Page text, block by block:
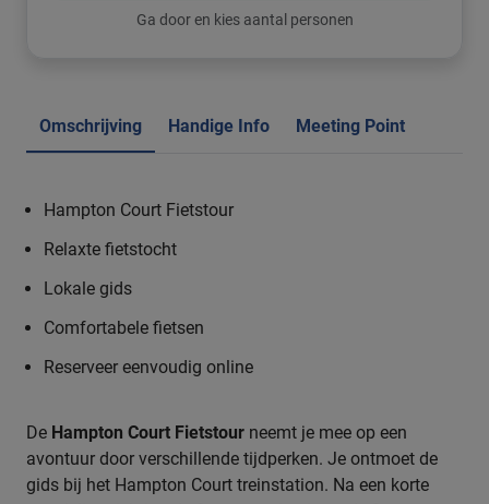
Ga door en kies aantal personen
Omschrijving Handige Info Meeting Point
Hampton Court Fietstour
Relaxte fietstocht
Lokale gids
Comfortabele fietsen
Reserveer eenvoudig online
De Hampton Court Fietstour neemt je mee op een
avontuur door verschillende tijdperken. Je ontmoet de
gids bij het Hampton Court treinstation. Na een korte